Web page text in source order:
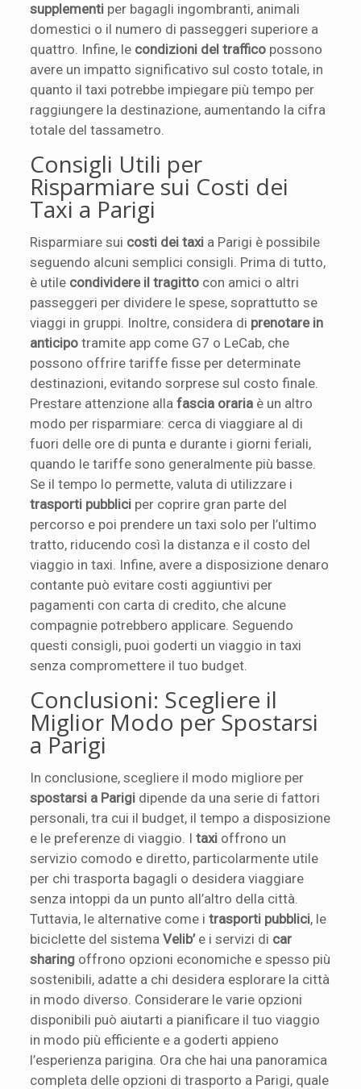
supplementi per bagagli ingombranti, animali
domestici o il numero di passeggeri superiore a
quattro. Infine, le condizioni del traffico possono
avere un impatto significativo sul costo totale, in
quanto il taxi potrebbe impiegare più tempo per
raggiungere la destinazione, aumentando la cifra
totale del tassametro.
Consigli Utili per
Risparmiare sui Costi dei
Taxi a Parigi
Risparmiare sui costi dei taxi a Parigi è possibile
seguendo alcuni semplici consigli. Prima di tutto,
è utile condividere il tragitto con amici o altri
passeggeri per dividere le spese, soprattutto se
viaggi in gruppi. Inoltre, considera di prenotare in
anticipo tramite app come G7 o LeCab, che
possono offrire tariffe fisse per determinate
destinazioni, evitando sorprese sul costo finale.
Prestare attenzione allafascia oraria è un altro
modo per risparmiare: cerca di viaggiare al di
fuori delle ore di punta e durante i giorni feriali,
quando le tariffe sono generalmente più basse.
Se il tempo lo permette, valuta di utilizzare i
trasporti pubblici per coprire gran parte del
percorso e poi prendere un taxi solo per l’ultimo
tratto, riducendo così la distanza e il costo del
viaggio in taxi. Infine, avere a disposizione denaro
contante può evitare costi aggiuntivi per
pagamenti con carta di credito, che alcune
compagnie potrebbero applicare. Seguendo
questi consigli, puoi goderti un viaggio in taxi
senza compromettere il tuo budget.
Conclusioni: Scegliere il
Miglior Modo per Spostarsi
a Parigi
In conclusione, scegliere il modo migliore per
spostarsi a Parigi dipende da una serie di fattori
personali, tra cui il budget, il tempo a disposizione
e le preferenze di viaggio. Itaxi offrono un
servizio comodo e diretto, particolarmente utile
per chi trasporta bagagli o desidera viaggiare
senza intoppi da un punto all’altro della città.
Tuttavia, le alternative come itrasporti pubblici, le
biciclette del sistemaVelib’e i servizi di car
sharing offrono opzioni economiche e spesso più
sostenibili, adatte a chi desidera esplorare la città
in modo diverso. Considerare le varie opzioni
disponibili può aiutarti a pianificare il tuo viaggio
in modo più efficiente e a goderti appieno
l’esperienza parigina. Ora che hai una panoramica
completa delle opzioni di trasporto a Parigi, quale